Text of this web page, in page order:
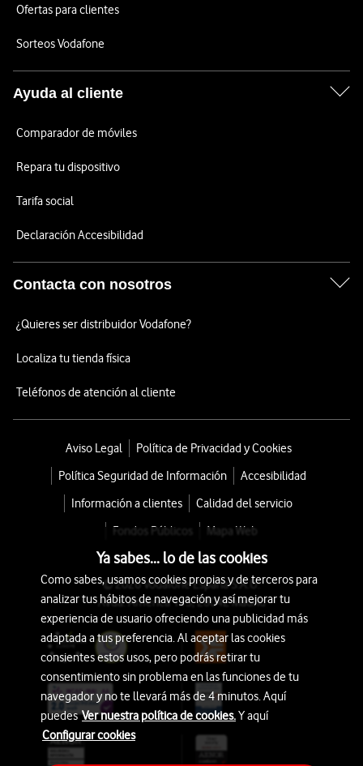
Ofertas para clientes
Sorteos Vodafone
Ayuda al cliente
Comparador de móviles
Repara tu dispositivo
Tarifa social
Declaración Accesibilidad
Contacta con nosotros
¿Quieres ser distribuidor Vodafone?
Localiza tu tienda física
Teléfonos de atención al cliente
Aviso Legal
Política de Privacidad y Cookies
Política Seguridad de Información
Accesibilidad
Información a clientes
Calidad del servicio
Fondos Públicos
Mapa Web
© 2026 Vodafone España S.A.U.
Avda. América 115, 28042 Madrid
Ya sabes... lo de las cookies
Como sabes, usamos cookies propias y de terceros para
analizar tus hábitos de navegación y así mejorar tu
experiencia de usuario ofreciendo una publicidad más
adaptada a tus preferencia. Al aceptar las cookies
consientes estos usos, pero podrás retirar tu
consentimiento sin problema en las funciones de tu
navegador y no te llevará más de 4 minutos. Aquí
puedesVer nuestra política de cookies.Y aquí
Configurar cookies